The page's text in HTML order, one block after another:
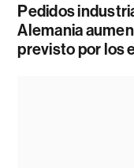
Pedidos
Alemania
previsto por los